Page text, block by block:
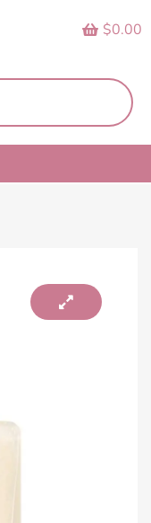
$0.00